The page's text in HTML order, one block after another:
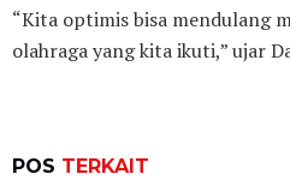
“Kita optimis bisa mendulang
olahraga yang kita ikuti,” ujar
POS TERKAIT